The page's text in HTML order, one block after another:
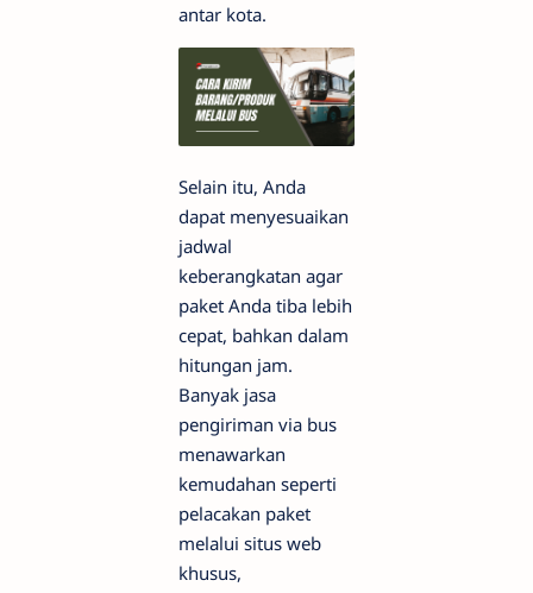
antar kota.
Selain itu, Anda
dapat menyesuaikan
jadwal
keberangkatan agar
paket Anda tiba lebih
cepat, bahkan dalam
hitungan jam.
Banyak jasa
pengiriman via bus
menawarkan
kemudahan seperti
pelacakan paket
melalui situs web
khusus,